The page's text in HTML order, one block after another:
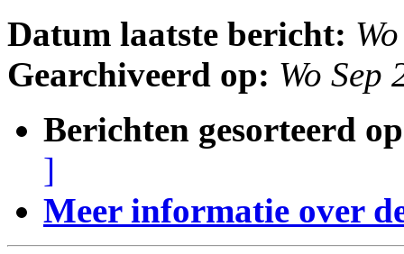
Datum laatste bericht:
Gearchiveerd op: Wo Sep
Berichten gesorteerd
]
Meer informatie over